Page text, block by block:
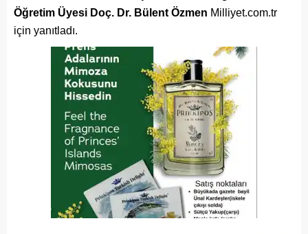
Öğretim Üyesi Doç. Dr. Bülent Özmen Milliyet.com.tr
için yanıtladı.